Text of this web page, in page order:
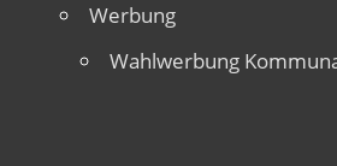
Werbung
Wahlwerbung